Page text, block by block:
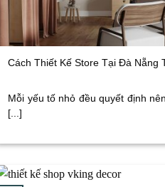
Cách Thiết Kế Store Tại Đà Nẵng
Mỗi yếu tố nhỏ đều quyết định
[...]